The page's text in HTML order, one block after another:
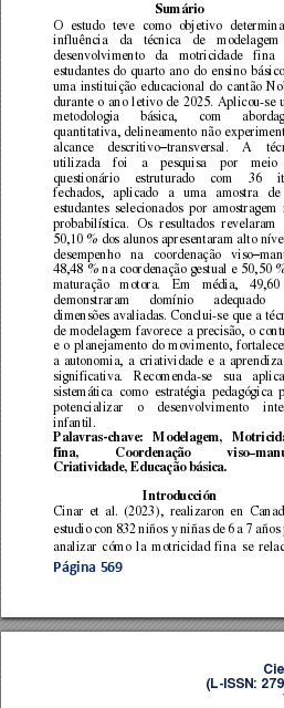
Página 569
Sumário
O estudo teve como objetivo
influência
da técnica de
modelagem
desenvolvimento
da motricidade
fina
estudantes do quarto ano do ensino
uma instituição educacional do cantão
durante o ano letivo de 2025. Aplicou-se
metodologia básica, com
quantitativa, delineamento não
alcance
descritivo–transversal. A té
utilizada
foi a pesquisa por
meio
questionário
estruturado com 36
fechados,
aplicado a uma amostra
de
estudantes selecionados por amostragem
probabilística.
Os resultados revelaram
50,10 % dos alunos apresentaram alto
desempenho
na coordenação viso–
48,48 % na coordenação gestual e 50,50
maturação
motora. Em média,
49,60
demonstraram
domínio
adequado
dimensões avaliadas. Conclui-se que a té
de modelagem favorece a precisão, o
e o planejamento do movimento,
a autonomia, a criatividade e a
significativa.
Recomenda-se sua
sistemática
como estratégia pedagógica
potencializar
o desenvolvimento
infantil.
Palavras-chave: Modelagem,
fina,
Coordenação viso–
Criatividade, Educação básica.
Introducción
Cinar et al. (2023), realizaron en
estudio con 832 niños y niñas de 6 a 7 años
analizar cómo la motricidad fina se
(L-ISSN: